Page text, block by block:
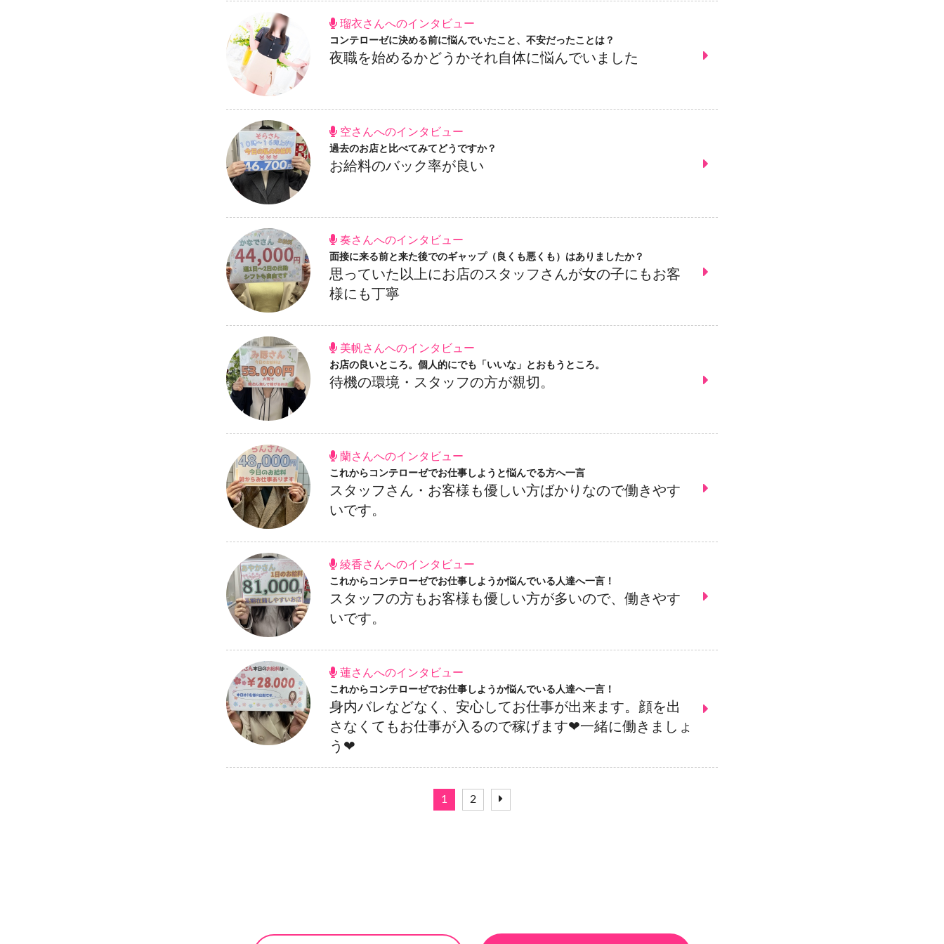
瑠衣さんへのインタビュー
コンテローゼに決める前に悩んでいたこと、不安だったことは？
夜職を始めるかどうかそれ自体に悩んでいました
空さんへのインタビュー
過去のお店と比べてみてどうですか？
お給料のバック率が良い
奏さんへのインタビュー
面接に来る前と来た後でのギャップ（良くも悪くも）はありましたか？
思っていた以上にお店のスタッフさんが女の子にもお客
様にも丁寧
美帆さんへのインタビュー
お店の良いところ。個人的にでも「いいな」とおもうところ。
待機の環境・スタッフの方が親切。
蘭さんへのインタビュー
これからコンテローゼでお仕事しようと悩んでる方へ一言
スタッフさん・お客様も優しい方ばかりなので働きやす
いです。
綾香さんへのインタビュー
これからコンテローゼでお仕事しようか悩んでいる人達へ一言！
スタッフの方もお客様も優しい方が多いので、働きやす
いです。
蓮さんへのインタビュー
これからコンテローゼでお仕事しようか悩んでいる人達へ一言！
身内バレなどなく、安心してお仕事が出来ます。顔を出
さなくてもお仕事が入るので稼げます❤一緒に働きましょ
う❤
1 2